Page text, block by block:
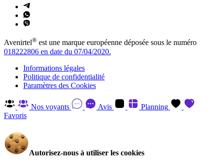
Avenirtel® est une marque européenne déposée sous le numéro
018222806 en date du 07/04/2020.
Informations légales
Politique de confidentialité
Paramètres des Cookies
Nos voyants Avis
Planning
Favoris
Autorisez-nous à utiliser les cookies